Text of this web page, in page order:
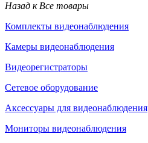
Назад к Все товары
Комплекты видеонаблюдения
Камеры видеонаблюдения
Видеорегистраторы
Сетевое оборудование
Аксессуары для видеонаблюдения
Мониторы видеонаблюдения